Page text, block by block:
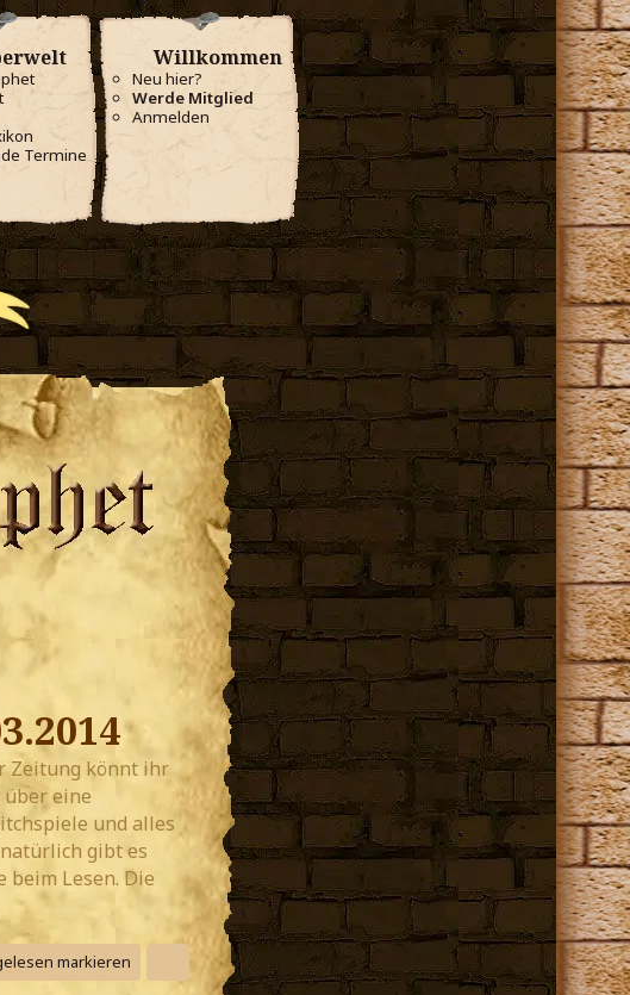
Termine
Willkommen
Neu hier?
Werde Mitglied
Anmelden
Zeitung könnt ihr
eine
und alles
gibt es
beim Lesen. Die
markieren